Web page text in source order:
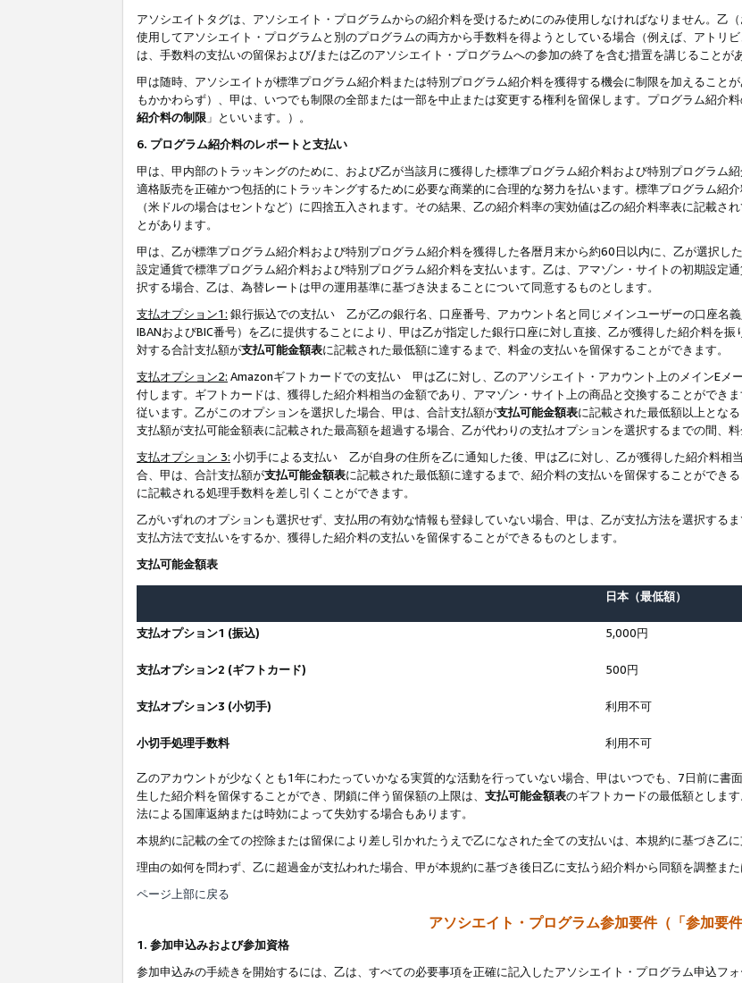
アソシエイトタグは、アソシエイト・プログラムからの紹介料を受けるためにのみ使用しなければなりません。乙
使用してアソシエイト・プログラムと別のプログラムの両方から手数料を得ようとしている場合（例えば、アトリ
は、手数料の支払いの留保および/または乙のアソシエイト・プログラムへの参加の終了を含む措置を講じることがあ
甲は随時、アソシエイトが標準プログラム紹介料または特別プログラム紹介料を獲得する機会に制限を加えること
もかかわらず）、甲は、いつでも制限の全部または一部を中止または変更する権利を留保します。プログラム紹介料
紹介料の制限 」といいます。）。
6. プログラム紹介料のレポートと支払い
甲は、甲内部のトラッキングのために、および乙が当該月に獲得した標準プログラム紹介料および特別プログラム
適格販売を正確かつ包括的にトラッキングするために必要な商業的に合理的な努力を払います。標準プログラム紹
（米ドルの場合はセントなど）に四捨五入されます。その結果、乙の紹介料率の実効値は乙の紹介料率表に記載さ
とがあります。
甲は、乙が標準プログラム紹介料および特別プログラム紹介料を獲得した各暦月末から約60日以内に、乙が選択し
設定通貨で標準プログラム紹介料および特別プログラム紹介料を支払います。乙は、アマゾン・サイトの初期設定
択する場合、乙は、為替レートは甲の運用基準に基づき決まることについて同意するものとします。
支払オプション1: 銀行振込での支払い 乙が乙の銀行名、口座番号、アカウント名と同じメインユーザーの口座名義
IBANおよびBIC番号）を乙に提供することにより、甲は乙が指定した銀行口座に対し直接、乙が獲得した紹介料を
対する合計支払額が支払可能金額表に記載された最低額に達するまで、料金の支払いを留保することができます。
支払オプション2: Amazonギフトカードでの支払い 甲は乙に対し、乙のアソシエイト・アカウント上のメインEメ
付します。ギフトカードは、獲得した紹介料相当の金額であり、アマゾン・サイト上の商品と交換することができ
従います。乙がこのオプションを選択した場合、甲は、合計支払額が支払可能金額表に記載された最低額以上とな
支払額が支払可能金額表に記載された最高額を超過する場合、乙が代わりの支払オプションを選択するまでの間、
支払オプション 3: 小切手による支払い 乙が自身の住所を乙に通知した後、甲は乙に対し、乙が獲得した紹介料相
合、甲は、合計支払額が支払可能金額表に記載された最低額に達するまで、紹介料の支払いを留保することができ
に記載される処理手数料を差し引くことができます。
乙がいずれのオプションも選択せず、支払用の有効な情報も登録していない場合、甲は、乙が支払方法を選択する
支払方法で支払いをするか、獲得した紹介料の支払いを留保することができるものとします。
支払可能金額表
日本（最低額）
支払オプション1 (振込) 5,000円
支払オプション2 (ギフトカード) 500円
支払オプション3 (小切手) 利用不可
小切手処理手数料 利用不可
乙のアカウントが少なくとも1年にわたっていかなる実質的な活動を行っていない場合、甲はいつでも、7日前に書
生した紹介料を留保することができ、閉鎖に伴う留保額の上限は、 支払可能金額表のギフトカードの最低額としま
法による国庫返納または時効によって失効する場合もあります。
本規約に記載の全ての控除または留保により差し引かれたうえで乙になされた全ての支払いは、本規約に基づき乙
理由の如何を問わず、乙に超過金が支払われた場合、甲が本規約に基づき後日乙に支払う紹介料から同額を調整また
ページ上部に戻る
アソシエイト・プログラム参加要件（「参加要件
1. 参加申込みおよび参加資格
参加申込みの手続きを開始するには、乙は、すべての必要事項を正確に記入したアソシエイト・プログラム申込フ